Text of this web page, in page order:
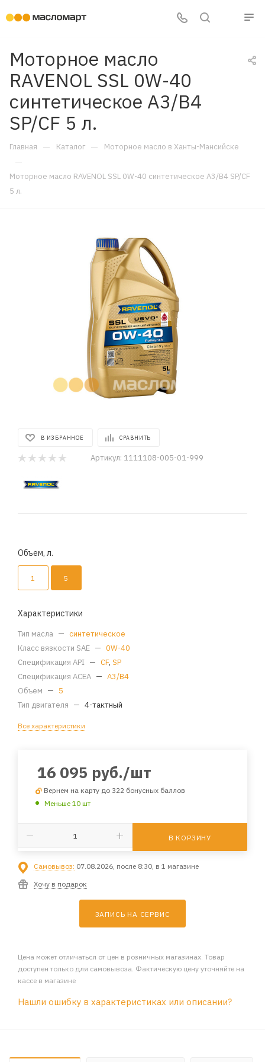
Моторное масло
RAVENOL SSL 0W-40
синтетическое A3/B4
SP/CF 5 л.
Главная — Каталог — Моторное масло в Ханты-Мансийске
—
Моторное масло RAVENOL SSL 0W-40 синтетическое A3/B4 SP/CF
5 л.
В ИЗБРАННОЕ СРАВНИТЬ
Артикул: 1111108-005-01-999
Объем, л.
1 5
Характеристики
Тип масла — синтетическое
Класс вязкости SAE — 0W-40
Спецификация API — CF, SP
Спецификация ACEA — A3/B4
Объем — 5
Тип двигателя — 4-тактный
Все характеристики
16 095 руб./шт
Вернем на карту до 322 бонусных баллов
Меньше 10 шт
В КОРЗИНУ
Самовывоз: 07.08.2026, после 8:30, в 1 магазине
Хочу в подарок
ЗАПИСЬ НА СЕРВИС
Цена может отличаться от цен в розничных магазинах. Товар
доступен только для самовывоза. Фактическую цену уточняйте на
кассе в магазине
Нашли ошибку в характеристиках или описании?